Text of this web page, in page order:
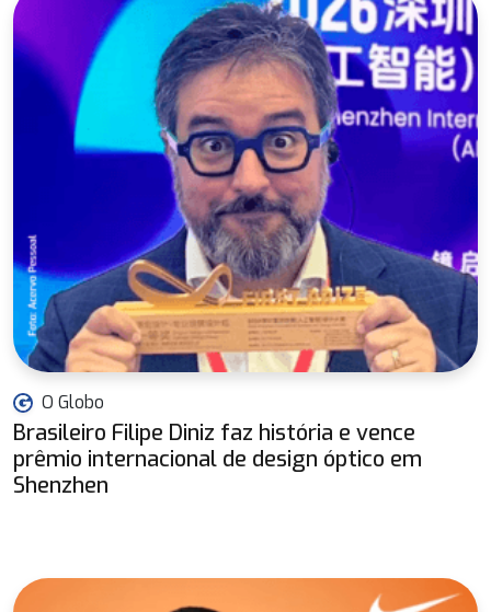
O Globo
Brasileiro Filipe Diniz faz história e vence
prêmio internacional de design óptico em
Shenzhen